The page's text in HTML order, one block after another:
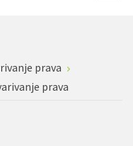
prava
prava